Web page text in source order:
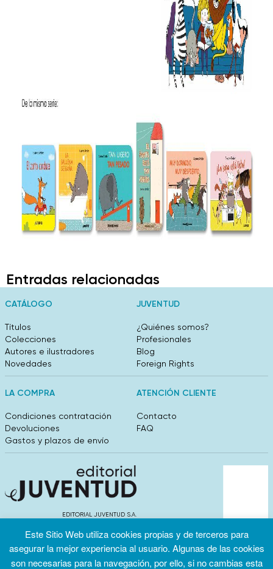
Entradas relacionadas
CATÁLOGO
Títulos
Colecciones
Autores e ilustradores
Novedades
JUVENTUD
¿Quiénes somos?
Profesionales
Blog
Foreign Rights
LA COMPRA
Condiciones contratación
Devoluciones
Gastos y plazos de envío
ATENCIÓN CLIENTE
Contacto
FAQ
EDITORIAL JUVENTUD S.A.
info@editorialjuventud.es
(+34) 93 444 18 00
Este Sitio Web utiliza cookies propias y de terceros para
asegurar la mejor experiencia al usuario. Algunas de las cookies
son necesarias para la navegación, por ello, si no cambias esta